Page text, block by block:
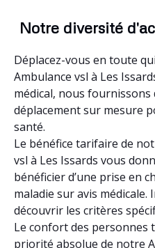
Notre diversité
Déplacez-vous en toute
Ambulance vsl à Les
médical, nous fournissons
déplacement sur mesure
santé.
Le bénéfice tarifaire de
vsl à Les Issards vous
bénéficier d’une prise en
maladie sur avis
découvrir les critères
Le confort des
priorité absolue de notre